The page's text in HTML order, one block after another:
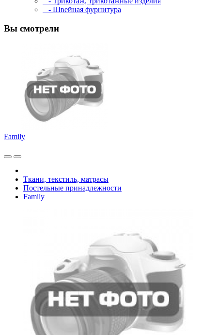
- Швейная фурнитура
Вы смотрели
Family
Ткани, текстиль, матрасы
Постельные принадлежности
Family